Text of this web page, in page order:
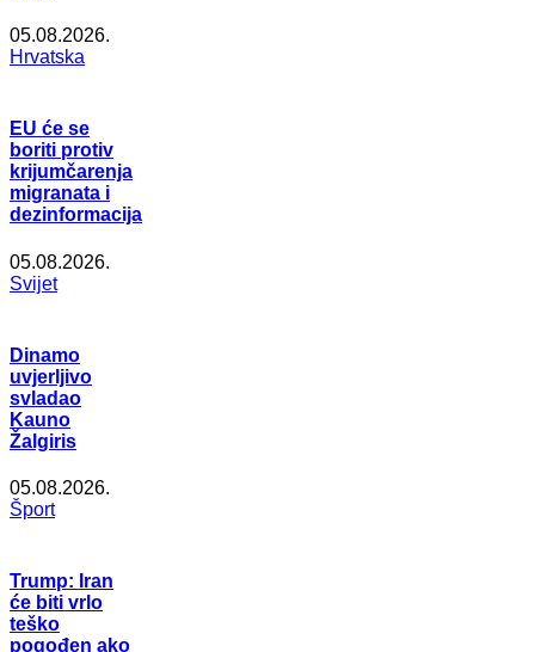
05.08.2026.
Hrvatska
EU će se
boriti protiv
krijumčarenja
migranata i
dezinformacija
05.08.2026.
Svijet
Dinamo
uvjerljivo
svladao
Kauno
Žalgiris
05.08.2026.
Šport
Trump: Iran
će biti vrlo
teško
pogođen ako